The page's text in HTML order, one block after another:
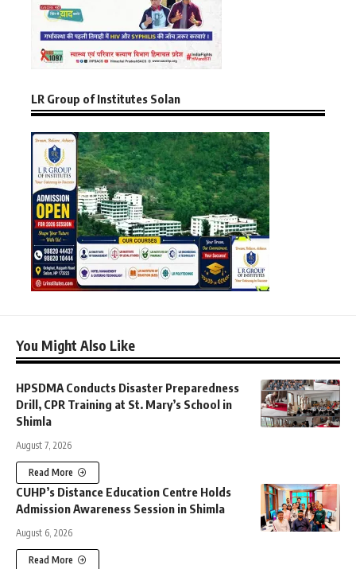
LR Group of Institutes Solan
You Might Also Like
HPSDMA Conducts Disaster Preparedness
Drill, CPR Training at St. Mary’s School in
Shimla
August 7, 2026
Read More
CUHP’s Distance Education Centre Holds
Admission Awareness Session in Shimla
August 6, 2026
Read More